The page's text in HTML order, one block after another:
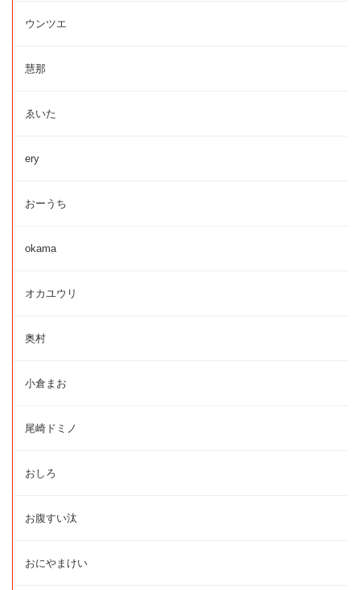
ウンツエ
慧那
ゑいた
ery
おーうち
okama
オカユウリ
奥村
小倉まお
尾崎ドミノ
おしろ
お腹すい汰
おにやまけい